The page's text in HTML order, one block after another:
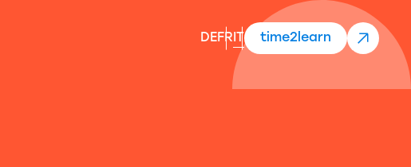
DEFR time2learn